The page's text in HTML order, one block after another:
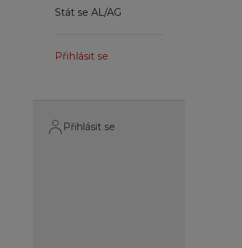
Stát se AL/AG
Přihlásit se
Přihlásit se